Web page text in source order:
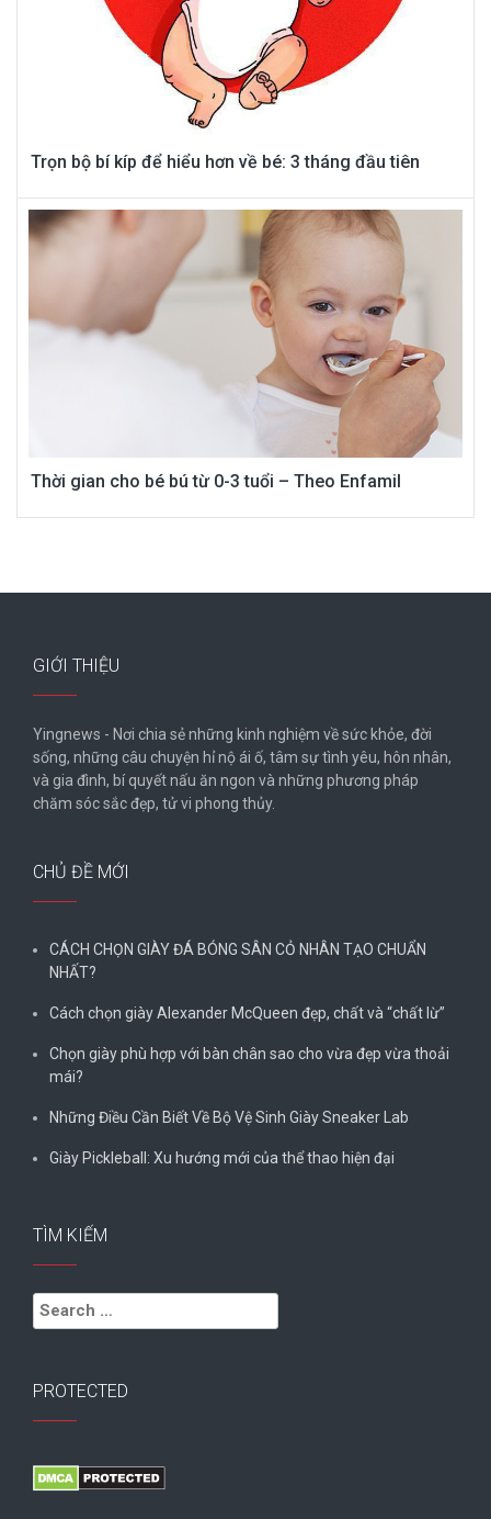
Trọn bộ bí kíp để hiểu hơn về bé: 3 tháng đầu tiên
Thời gian cho bé bú từ 0-3 tuổi – Theo Enfamil
GIỚI THIỆU
Yingnews - Nơi chia sẻ những kinh nghiệm về sức khỏe, đời
sống, những câu chuyện hỉ nộ ái ố, tâm sự tình yêu, hôn nhân,
và gia đình, bí quyết nấu ăn ngon và những phương pháp
chăm sóc sắc đẹp, tử vi phong thủy.
CHỦ ĐỀ MỚI
CÁCH CHỌN GIÀY ĐÁ BÓNG SÂN CỎ NHÂN TẠO CHUẨN
NHẤT?
Cách chọn giày Alexander McQueen đẹp, chất và “chất lừ”
Chọn giày phù hợp với bàn chân sao cho vừa đẹp vừa thoải
mái?
Những Điều Cần Biết Về Bộ Vệ Sinh Giày Sneaker Lab
Giày Pickleball: Xu hướng mới của thể thao hiện đại
TÌM KIẾM
Search
for:
PROTECTED